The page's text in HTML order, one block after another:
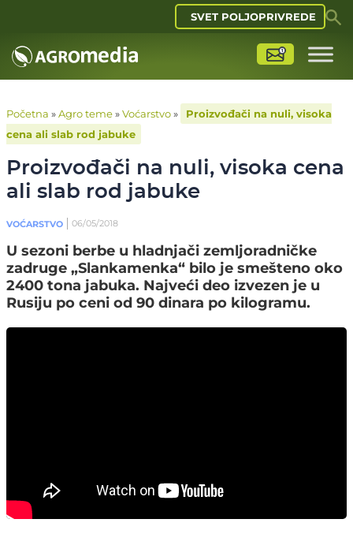
SVET POLJOPRIVREDE
Početna »Agro teme»Voćarstvo»
Proizvođači na nuli, visoka
cena ali slab rod jabuke
Proizvođači na nuli, visoka cena
ali slab rod jabuke
VOĆARSTVO 06/05/2018
U sezoni berbe u hladnjači zemljoradničke
zadruge „Slankamenka“ bilo je smešteno oko
2400 tona jabuka. Najveći deo izvezen je u
Rusiju po ceni od 90 dinara po kilogramu.